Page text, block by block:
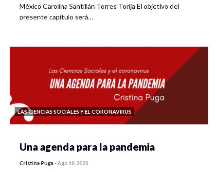
México Carolina Santillán Torres Torija El objetivo del
presente capítulo será…
LAS CIENCIAS SOCIALES Y EL CORONAVIRUS
Una agenda para la pandemia
Cristina Puga -Ago 10, 2020